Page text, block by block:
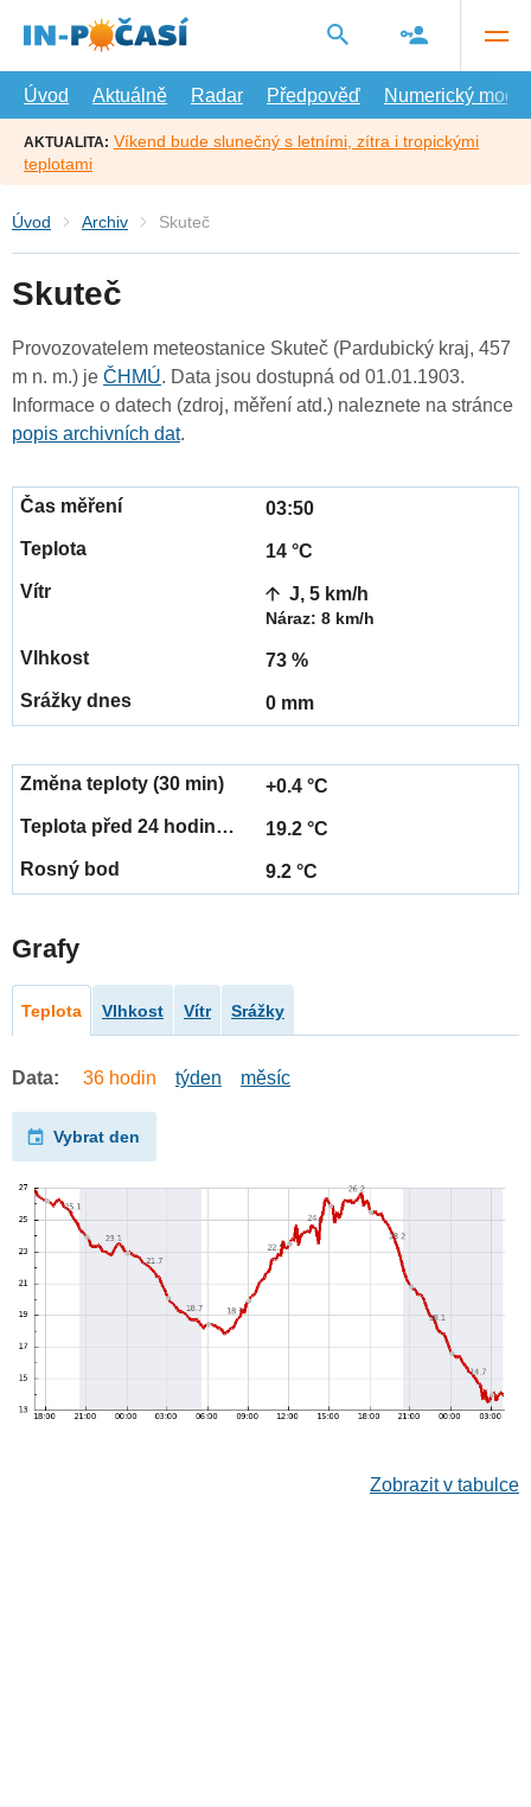
hlavní
Úvod
Aktuálně Radar Předpověď Numerický model
AKTUALITA: Víkend bude slunečný s letními, zítra i tropickými
teplotami
Úvod Archiv Skuteč
Skuteč
Provozovatelem meteostanice Skuteč (Pardubický kraj, 457
m n. m.) je ČHMÚ. Data jsou dostupná od 01.01.1903.
Informace o datech (zdroj, měření atd.) naleznete na stránce
popis archivních dat.
03:50
14 °C
J, 5 km/h
Náraz: 8 km/h
73 %
0 mm
+0.4 °C
19.2 °C
9.2 °C
Grafy
Teplota Vlhkost Vítr Srážky
Data: 36 hodin týden měsíc
Vybrat den
Zobrazit v tabulce